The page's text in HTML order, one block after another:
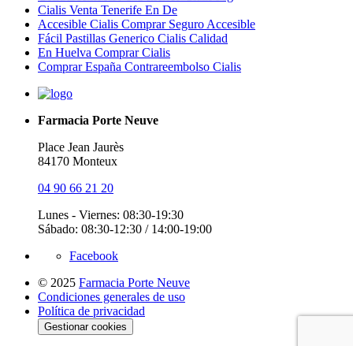
Cialis Venta Tenerife En De
Accesible Cialis Comprar Seguro Accesible
Fácil Pastillas Generico Cialis Calidad
En Huelva Comprar Cialis
Comprar España Contrareembolso Cialis
Farmacia Porte Neuve
Place Jean Jaurès
84170 Monteux
04 90 66 21 20
Lunes - Viernes: 08:30-19:30
Sábado: 08:30-12:30 / 14:00-19:00
Facebook
© 2025 Farmacia Porte Neuve
Condiciones generales de uso
Política de privacidad
Gestionar cookies